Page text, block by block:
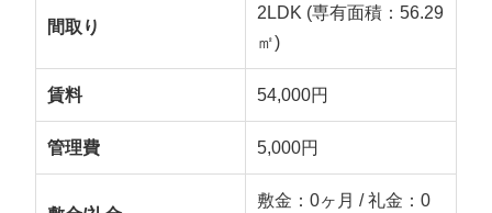
間取り
2LDK (専有面積：56.29
㎡)
賃料 54,000円
管理費 5,000円
敷金：0ヶ月 / 礼金：0